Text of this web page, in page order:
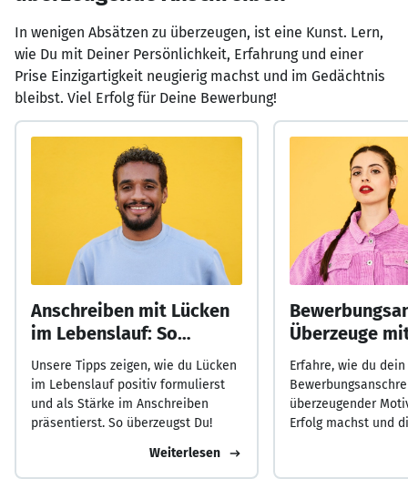
In wenigen Absätzen zu überzeugen, ist eine Kunst. Lern,
wie Du mit Deiner Persönlichkeit, Erfahrung und einer
Prise Einzigartigkeit neugierig machst und im Gedächtnis
bleibst. Viel Erfolg für Deine Bewerbung!
Anschreiben mit Lücken
im Lebenslauf: So
überzeugst Du!
Unsere Tipps zeigen, wie du Lücken
im Lebenslauf positiv formulierst
und als Stärke im Anschreiben
präsentierst. So überzeugst Du!
Weiterlesen
Überzeuge
Motivation!
Erfahre, wie du dein
überzeugender
Erfolg machst und